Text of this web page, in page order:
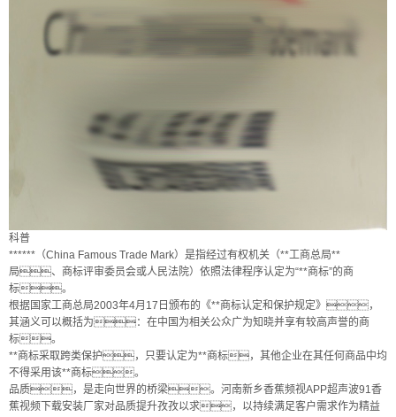
科普
******（China Famous Trade Mark）是指经过有权机关（**工商总局**
局、商标评审委员会或人民法院）依照法律程序认定为“**商标”的商
标。
根据国家工商总局2003年4月17日颁布的《**商标认定和保护规定》，
其涵义可以概括为：在中国为相关公众广为知晓并享有较高声誉的商
标。
**商标采取跨类保护，只要认定为**商标，其他企业在其任何商品中均
不得采用该**商标。
品质，是走向世界的桥梁。河南新乡香蕉频视APP超声波91香
蕉视频下载安装厂家对品质提升孜孜以求，以持续满足客户需求作为精益